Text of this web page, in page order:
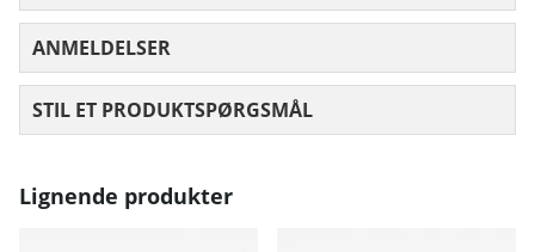
ANMELDELSER
STIL ET PRODUKTSPØRGSMÅL
Lignende produkter